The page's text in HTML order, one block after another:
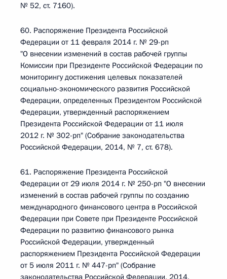
№ 52, ст. 7160).
60. Распоряжение Президента Российской
Федерации от 11 февраля 2014 г. № 29-рп
"О внесении изменений в состав рабочей группы
Комиссии при Президенте Российской Федерации по
мониторингу достижения целевых показателей
социально-экономического развития Российской
Федерации, определенных Президентом Российской
Федерации, утвержденный распоряжением
Президента Российской Федерации от 11 июля
2012 г. № 302-рп" (Собрание законодательства
Российской Федерации, 2014, № 7, ст. 678).
61. Распоряжение Президента Российской
Федерации от 29 июля 2014 г. № 250-рп "О внесении
изменений в состав рабочей группы по созданию
международного финансового центра в Российской
Федерации при Совете при Президенте Российской
Федерации по развитию финансового рынка
Российской Федерации, утвержденный
распоряжением Президента Российской Федерации
от 5 июля 2011 г. № 447-рп" (Собрание
законодательства Российской Федерации, 2014,